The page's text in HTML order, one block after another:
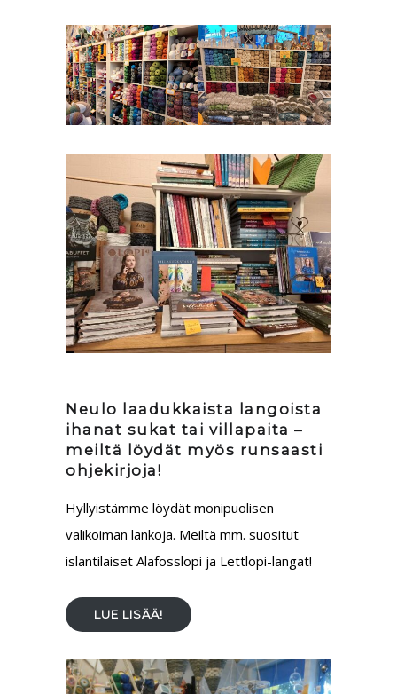
Neulo laadukkaista langoista
ihanat sukat tai villapaita –
meiltä löydät myös runsaasti
ohjekirjoja!
Hyllyistämme löydät monipuolisen
valikoiman lankoja. Meiltä mm. suositut
islantilaiset Alafosslopi ja Lettlopi-langat!
LUE LISÄÄ!